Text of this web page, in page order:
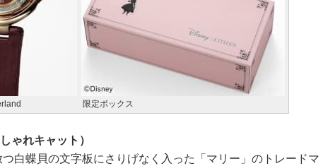
限定ボックス
ゃれキャット）
白蝶貝の文字板にさりげなく入った「マリー」のトレードマ